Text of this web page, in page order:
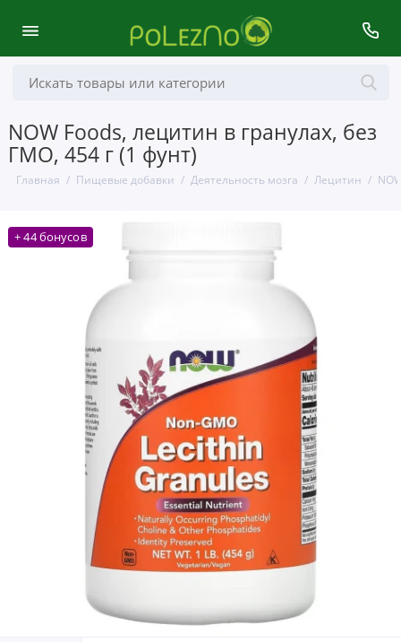
NOW Foods, лецитин в гранулах, без
ГМО, 454 г (1 фунт)
Главная Пищевые добавки Деятельность мозга Лецитин
+ 44 бонусов